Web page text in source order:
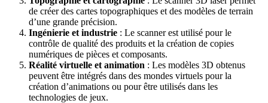
de créer des cartes topographiques et des modèles de terrain
d’une grande précision.
Ingénierie et industrie : Le scanner est utilisé pour le
contrôle de qualité des produits et la création de copies
numériques de pièces et composants.
Réalité virtuelle et animation : Les modèles 3D obtenus
peuvent être intégrés dans des mondes virtuels pour la
création d’animations ou pour être utilisés dans les
technologies de jeux.